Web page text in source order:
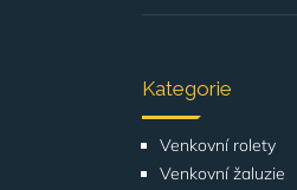
Kategorie
Venkovní rolety
Venkovní žaluzie